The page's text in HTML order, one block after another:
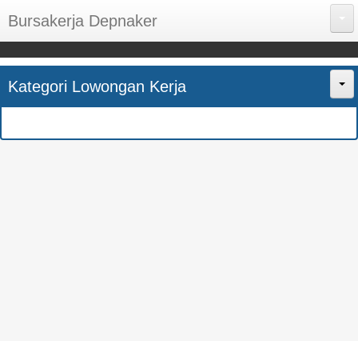
Bursakerja Depnaker
About Me
Disclaimer
Kategori Lowongan Kerja